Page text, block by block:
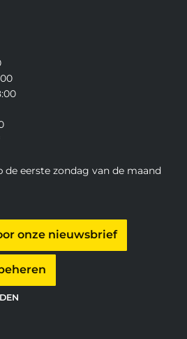
de eerste zondag van de maand
onze nieuwsbrief